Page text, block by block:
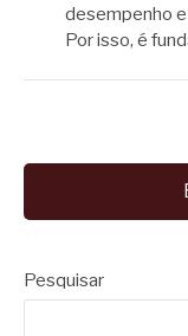
desempenho
Por isso, é
Pesquisar